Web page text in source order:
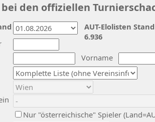
den offiziellen
Vorname
Nur "österreichische" Spieler
AUT-Elolisten
6.936